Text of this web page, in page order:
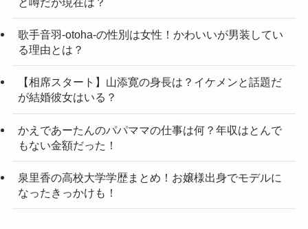
歌手音羽-otoha-の性別は女性！かわいいが男装してい
る理由とは？
【相席スタート】山添寛の身長は？イケメンと話題だ
が結婚彼女はいる？
かえであーたんのパパママの仕事は何？年収はとんで
もない金額だった！
泉里香の高校大学学歴まとめ！お嬢様出身でモデルに
なったきっかけも！